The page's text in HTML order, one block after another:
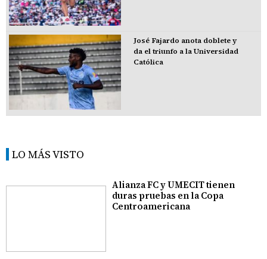
José Fajardo anota doblete y
da el triunfo a la Universidad
Católica
LO MÁS VISTO
Alianza FC y UMECIT tienen
duras pruebas en la Copa
Centroamericana